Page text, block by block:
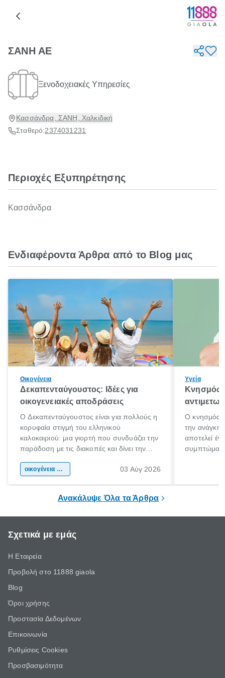
ΣΑΝΗ ΑΕ
Ξενοδοχειακές Υπηρεσίες
Κασσάνδρα, ΣΑΝΗ, Χαλκιδική
Σταθερό:2374031231
Περιοχές Εξυπηρέτησης
Κασσάνδρα
Ενδιαφέροντα Άρθρα από το Blog μας
Οικογένεια
Δεκαπενταύγουστος: Ιδέες για
οικογενειακές αποδράσεις
Ο Δεκαπενταύγουστος είναι για πολλούς η
κορυφαία στιγμή του ελληνικού
καλοκαιριού: μια γιορτή που συνδυάζει την
παράδοση με τις διακοπές και δίνει την
χώρας. Είτε πρόκειται για λίγες μέρες
οικογένεια & παιδί 03 Αύγ 2026
Υγεία
Κνησμός:
Ο κνησμός
την ανάγκη
αποτελεί
Ανακάλυψε Όλα τα Άρθρα
Σχετικά με εμάς
Η Εταιρεία
Προβολή στο 11888 giaola
Blog
Όροι χρήσης
Προστασία Δεδομένων
Επικοινωνία
Ρυθμίσεις Cookies
Προσβασιμότητα